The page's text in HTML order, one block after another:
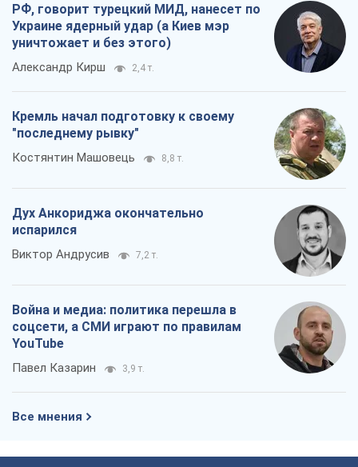
РФ, говорит турецкий МИД, нанесет по
Украине ядерный удар (а Киев мэр
уничтожает и без этого)
Александр Кирш 2,4 т.
Кремль начал подготовку к своему
"последнему рывку"
Костянтин Машовець 8,8 т.
Дух Анкориджа окончательно
испарился
Виктор Андрусив 7,2 т.
Война и медиа: политика перешла в
соцсети, а СМИ играют по правилам
YouTube
Павел Казарин 3,9 т.
Все мнения